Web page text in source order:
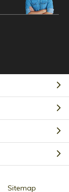
Sitemap